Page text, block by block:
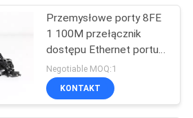
Przemysłowe porty 8FE
1 100M przełącznik
dostępu Ethernet portu
FX 9 portów
Negotiable MOQ:1
KONTAKT